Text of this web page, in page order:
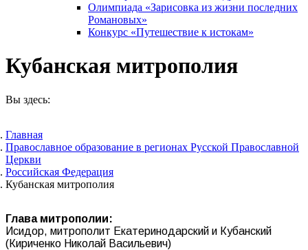
Олимпиада «Зарисовка из жизни последних
Романовых»
Конкурс «Путешествие к истокам»
Кубанская митрополия
Вы здесь:
Главная
Православное образование в регионах Русской Православной
Церкви
Российская Федерация
Кубанская митрополия
Глава митрополии:
Исидор, митрополит Екатеринодарский и Кубанский
(Кириченко Николай Васильевич)